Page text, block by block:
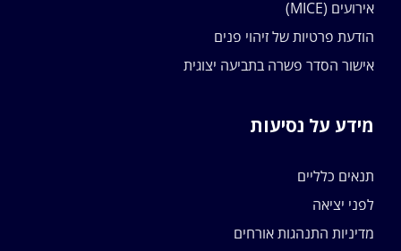
אירועים (MICE)
הודעת פרטיות של זיהוי פנים
אישור הסדר פשרה בתביעה יצוגית
מידע על נסיעות
תנאים כלליים
לפני יציאה
מדיניות התנהגות אורחים